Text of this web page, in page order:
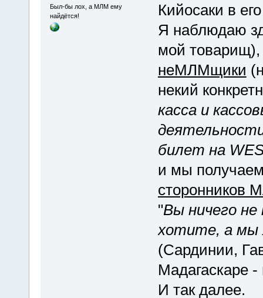
Был-бы лох, а МЛМ ему
найдётся!
Кийосаки в
Я наблюдаю
мой
неМЛМщики
некий
касса и
билет на
и мы
сторонников
"Вы ничего
хотите, а мы
(Сардинии,
Мадагаскаре
И так далее.